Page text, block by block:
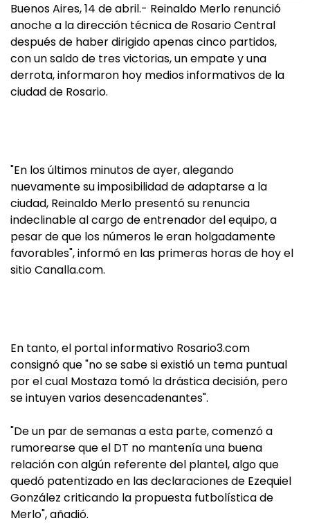
Buenos Aires, 14 de abril.- Reinaldo Merlo renunció
anoche a la dirección técnica de Rosario Central
después de haber dirigido apenas cinco partidos,
con un saldo de tres victorias, un empate y una
derrota, informaron hoy medios informativos de la
ciudad de Rosario.
"En los últimos minutos de ayer, alegando
nuevamente su imposibilidad de adaptarse a la
ciudad, Reinaldo Merlo presentó su renuncia
indeclinable al cargo de entrenador del equipo, a
pesar de que los números le eran holgadamente
favorables", informó en las primeras horas de hoy el
sitio Canalla.com.
En tanto, el portal informativo Rosario3.com
consignó que "no se sabe si existió un tema puntual
por el cual Mostaza tomó la drástica decisión, pero
se intuyen varios desencadenantes".
"De un par de semanas a esta parte, comenzó a
rumorearse que el DT no mantenía una buena
relación con algún referente del plantel, algo que
quedó patentizado en las declaraciones de Ezequiel
González criticando la propuesta futbolística de
Merlo", añadió.